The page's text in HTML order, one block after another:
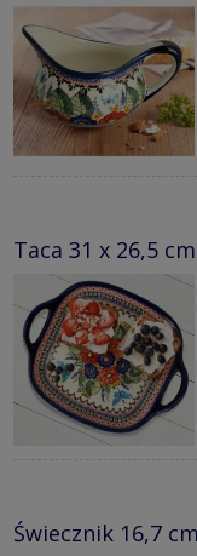
Taca 31 x 26,5
Świecznik 16,7